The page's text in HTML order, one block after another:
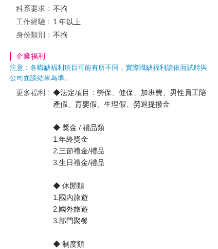
科系要求： 不拘
工作經驗： 1 年以上
身份類別： 不拘
企業福利
注意：各職缺福利項目可能有所不同，實際職缺福利請依面試時與
公司面談結果為準。
更多福利： ◆法定項目：勞保、健保、加班費、男性員工陪
產假、育嬰假、生理假、勞退提撥金
◆ 獎金 / 禮品類
1.年終獎金
2.三節禮金/禮品
3.生日禮金/禮品
◆ 休閒類
1.國內旅遊
2.國外旅遊
3.部門聚餐
◆ 制度類